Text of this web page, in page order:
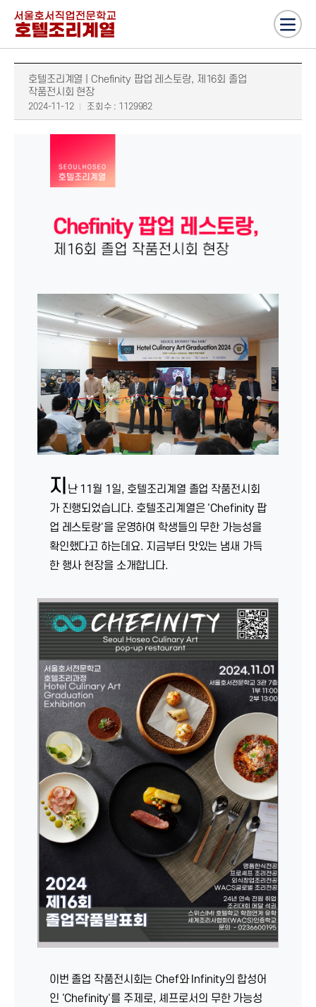
호텔조리계열 | Chefinity 팝업 레스토랑, 제16회 졸업
작품전시회 현장
2024-11-12 조회수 : 1129982
지 난 11월 1일, 호텔조리계열 졸업 작품전시회
가 진행되었습니다. 호텔조리계열은 'Chefinity 팝
업 레스토랑'을 운영하여 학생들의 무한 가능성을
확인했다고 하는데요. 지금부터 맛있는 냄새 가득
한 행사 현장을 소개합니다.
이번 졸업 작품전시회는 Chef와 Infinity의 합성어
인 'Chefinity'를 주제로, 셰프로서의 무한 가능성